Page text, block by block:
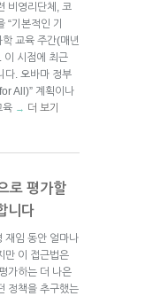
비영리단체, 코
“기본적인 기
교육 주간(매년
이 시점에 최근
다. 오바마 정부
All)” 계획이나
육 → 더 보기
로 평가할
니다
재임 동안 얼마나
만 이 접근법은
가하는 더 나은
정책을 추구했는